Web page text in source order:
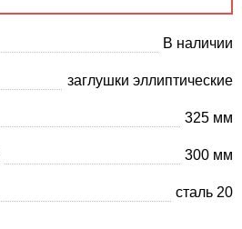
В наличии
заглушки эллиптические
325 мм
300 мм
сталь 20